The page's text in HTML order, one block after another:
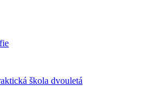
škola dvouletá